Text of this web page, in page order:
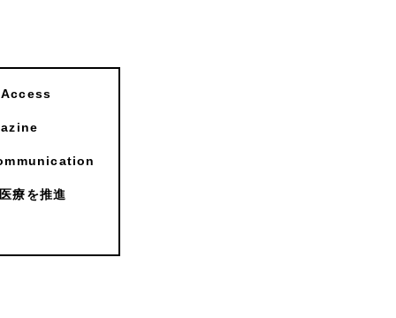
Access
療を推進